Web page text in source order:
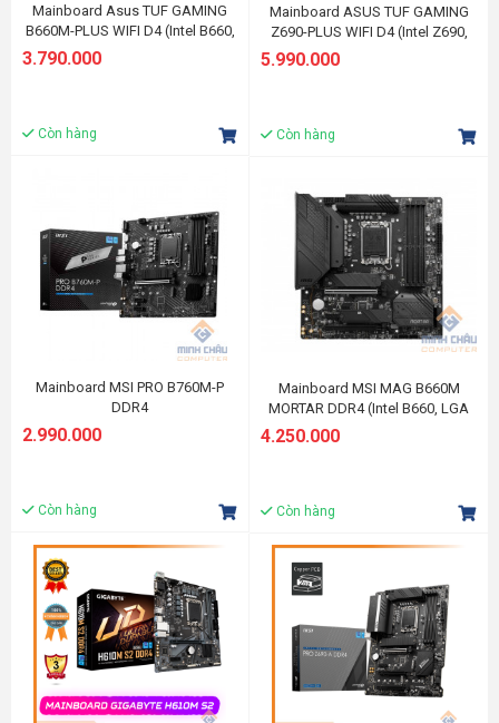
Mainboard Asus TUF GAMING
B660M-PLUS WIFI D4 (Intel B660,
LGA 1700, M-ATX, 4 khe Ram
3.790.000
Còn hàng
Mainboard ASUS TUF GAMING
Z690-PLUS WIFI D4 (Intel Z690,
Socket 1700, ATX, 4 khe RAM
5.990.000
Còn hàng
Mainboard MSI PRO B760M-P
DDR4
2.990.000
Còn hàng
Mainboard MSI MAG B660M
MORTAR DDR4 (Intel B660, LGA
1700, M-ATX, 4 khe Ram DDR4)
4.250.000
Còn hàng